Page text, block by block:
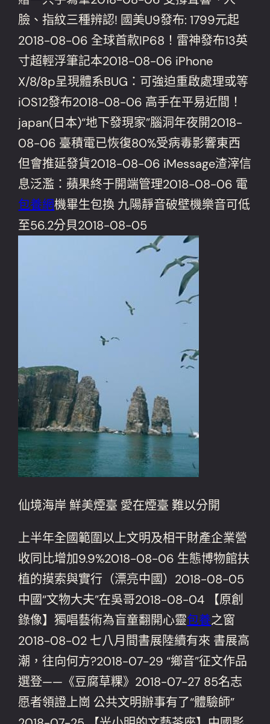
臉、指紋三種辨認! 國美U9發布: 1799元起
2018-08-06 全球首款IP68！雷神發布13英
寸超輕浮筆記本2018-08-06 iPhone
X/8/8p呈現體系BUG：可強迫重啟處理或等
iOS12發布2018-08-06 高手在平易近間！
japan(日本)“地下發現家”腦洞年夜開2018-
08-06 臺積電已恢復80%受病毒影響東西
但會推延發貨2018-08-06 iMessage渣滓信
息泛濫：蘋果終于開端管理2018-08-06 電
包養網機畢生包換 九陽靜音破壁機樂音可低
至56.2分貝2018-08-05
仙境海岸 鮮美煙臺 愛在煙臺 難以分開
上半年全國範圍以上文明及相干財產企業營
收同比增加9.9%2018-08-06 生態博物館扶
植的摸索與實行（漂亮中國）2018-08-05
中國“文物大夫”在吳哥2018-08-04 【原創
錄像】獨唱藝術為盲童翻開心靈包養之窗
2018-08-02 七八月間書展陸續有來 書展高
潮，往向何方?2018-07-29 “鄉音”征文作品
選登——《豆腐草粿》2018-07-27 85名志
愿者領證上崗 公共文明辦事有了“體驗師”